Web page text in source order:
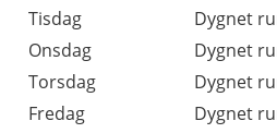
Tisdag
Dygnet
Onsdag
Dygnet
Torsdag
Dygnet
Fredag
Dygnet